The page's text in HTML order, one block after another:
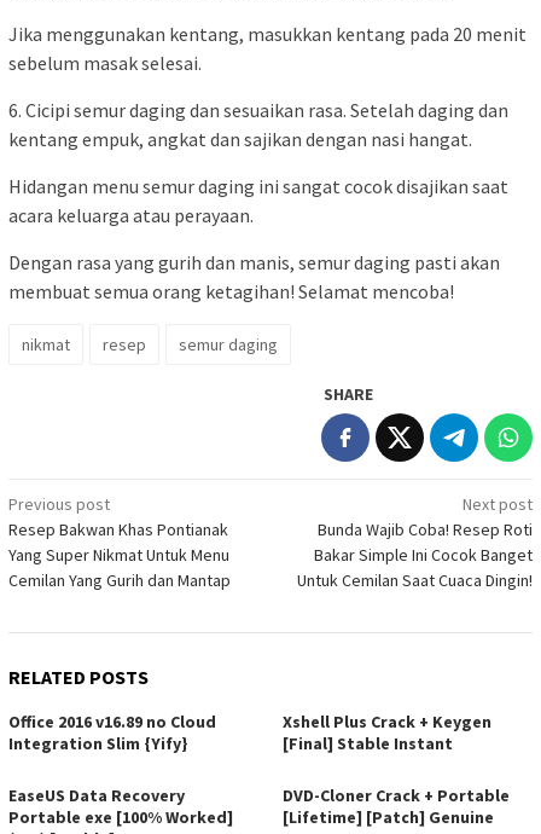
Jika menggunakan kentang, masukkan kentang pada 20 menit
sebelum masak selesai.
6. Cicipi semur daging dan sesuaikan rasa. Setelah daging dan
kentang empuk, angkat dan sajikan dengan nasi hangat.
Hidangan menu semur daging ini sangat cocok disajikan saat
acara keluarga atau perayaan.
Dengan rasa yang gurih dan manis, semur daging pasti akan
membuat semua orang ketagihan! Selamat mencoba!
nikmat resep semur daging
SHARE
Post
navigation
Previous post
Resep Bakwan Khas Pontianak
Yang Super Nikmat Untuk Menu
Cemilan Yang Gurih dan Mantap
Next post
Bunda Wajib Coba! Resep Roti
Bakar Simple Ini Cocok Banget
Untuk Cemilan Saat Cuaca Dingin!
RELATED POSTS
Office 2016 v16.89 no Cloud
Integration Slim {Yify}
Xshell Plus Crack + Keygen
[Final] Stable Instant
EaseUS Data Recovery
Portable exe [100% Worked]
DVD-Cloner Crack + Portable
[Lifetime] [Patch] Genuine